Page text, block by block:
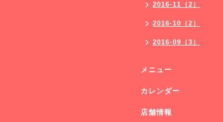
2016-11（2）
2016-10（2）
2016-09（3）
メニュー
カレンダー
店舗情報